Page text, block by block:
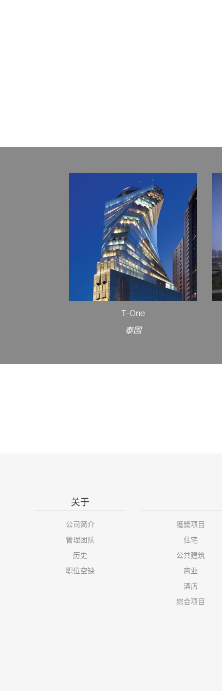
T-One
泰国
关于
公司简介
管理团队
历史
职位空缺
獲奬项目
住宅
公共建筑
商业
酒店
综合项目